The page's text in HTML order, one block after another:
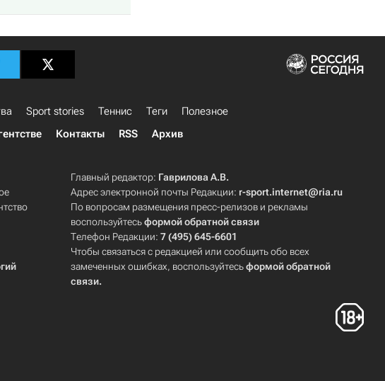
Sport stories Теннис Теги
Полезное
Контакты RSS Архив
Главный редактор: Гаврилова А.В.
Адрес электронной почты Редакции: r-sport.internet@ria.ru
По вопросам размещения пресс-релизов и рекламы
воспользуйтесьформой обратной связи
Телефон Редакции:7 (495) 645-6601
Чтобы связаться с редакцией или сообщить обо всех
замеченных ошибках, воспользуйтесьформой обратной
связи.